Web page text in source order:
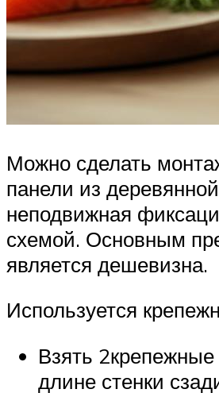
Можно сделать
панели из
неподвижная
схемой. Основным
является дешевизна.
Используется
Взять
длине стенки